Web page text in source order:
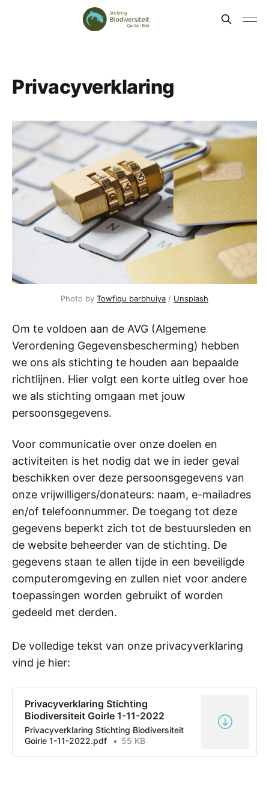
Privacyverklaring
Photo by Towfiqu barbhuiya / Unsplash
Om te voldoen aan de AVG (Algemene
Verordening Gegevensbescherming) hebben
we ons als stichting te houden aan bepaalde
richtlijnen. Hier volgt een korte uitleg over hoe
we als stichting omgaan met jouw
persoonsgegevens.
Voor communicatie over onze doelen en
activiteiten is het nodig dat we in ieder geval
beschikken over deze persoonsgegevens van
onze vrijwilligers/donateurs: naam, e-mailadres
en/of telefoonnummer. De toegang tot deze
gegevens beperkt zich tot de bestuursleden en
de website beheerder van de stichting. De
gegevens staan te allen tijde in een beveiligde
computeromgeving en zullen niet voor andere
toepassingen worden gebruikt of worden
gedeeld met derden.
De volledige tekst van onze privacyverklaring
vind je hier:
Privacyverklaring Stichting
Biodiversiteit Goirle 1-11-2022
Privacyverklaring Stichting Biodiversiteit
Goirle 1-11-2022.pdf
55 KB